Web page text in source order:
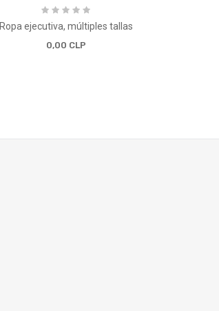
Ropa ejecutiva, múltiples tallas
0,00 CLP